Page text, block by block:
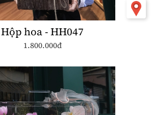
Hộp hoa - HH047
1.800.000đ